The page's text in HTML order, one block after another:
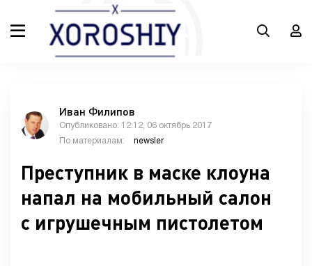
Иван Филипов
Опубликовано: 12:12, 06 октябрь 2017
По материалам:
newsler
Преступник в маске клоуна
напал на мобильный салон
с игрушечным пистолетом